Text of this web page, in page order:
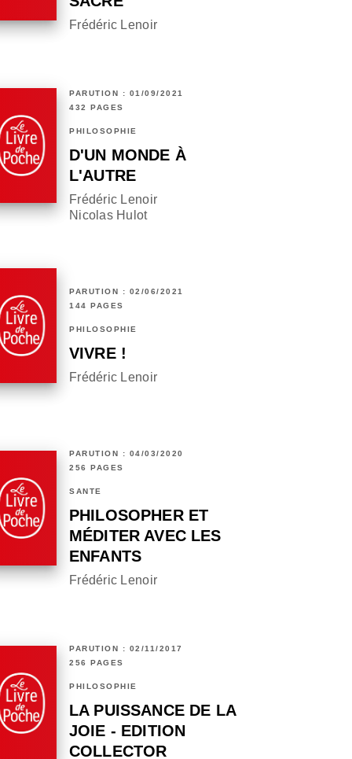
Frédéric Lenoir
PARUTION : 01/09/2021
432 PAGES
PHILOSOPHIE
D'UN MONDE À
L'AUTRE
Frédéric Lenoir
Nicolas Hulot
PARUTION : 02/06/2021
144 PAGES
PHILOSOPHIE
VIVRE !
Frédéric Lenoir
PARUTION : 04/03/2020
256 PAGES
SANTÉ
PHILOSOPHER ET
MÉDITER AVEC LES
ENFANTS
Frédéric Lenoir
PARUTION : 02/11/2017
256 PAGES
PHILOSOPHIE
LA PUISSANCE DE LA
JOIE - EDITION
COLLECTOR